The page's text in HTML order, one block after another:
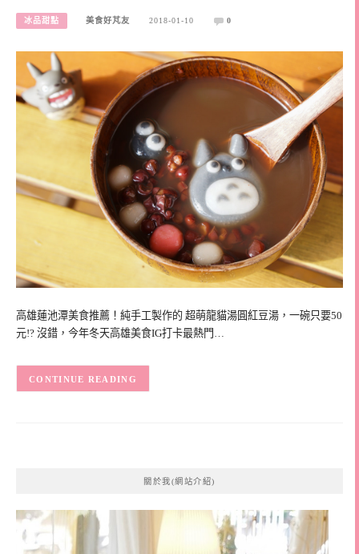
冰品甜點 美食好芃友 2018-01-10 0
高雄蓮池潭美食推薦！純手工製作的 超萌龍貓湯圓紅豆湯，一碗只要50
元!? 沒錯，今年冬天高雄美食IG打卡最熱門…
CONTINUE READING
關於我(網站介紹)